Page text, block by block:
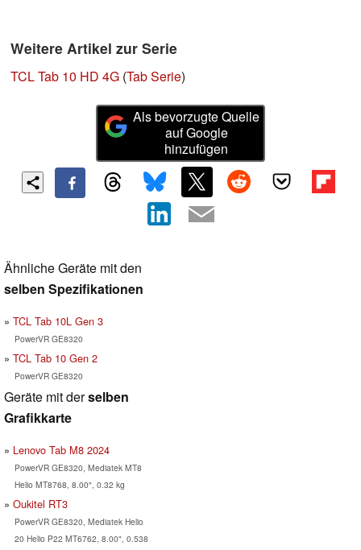
Weitere Artikel zur Serie
TCL Tab 10 HD 4G (Tab Serie)
Als bevorzugte Quelle
auf Google
hinzufügen
Ähnliche Geräte mit den
selben Spezifikationen
TCL Tab 10L Gen 3
PowerVR GE8320
TCL Tab 10 Gen 2
PowerVR GE8320
Geräte mit derselben
Grafikkarte
Lenovo Tab M8 2024
PowerVR GE8320, Mediatek MT8
Helio MT8768, 8.00", 0.32 kg
Oukitel RT3
PowerVR GE8320, Mediatek Helio
20 Helio P22 MT6762, 8.00", 0.538